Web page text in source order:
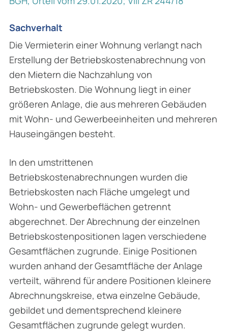
Sachverhalt
Die Vermieterin einer Wohnung verlangt nach
Erstellung der Betriebskostenabrechnung von
den Mietern die Nachzahlung von
Betriebskosten. Die Wohnung liegt in einer
größeren Anlage, die aus mehreren Gebäuden
mit Wohn- und Gewerbeeinheiten und mehreren
Hauseingängen besteht.
In den umstrittenen
Betriebskostenabrechnungen wurden die
Betriebskosten nach Fläche um­gelegt und
Wohn- und Gewerbeflächen getrennt
abgerechnet. Der Abrechnung der einzelnen
Betriebskostenpositionen lagen verschiedene
Gesamtflächen zugrunde. Einige Positionen
wurden anhand der Gesamtfläche der Anlage
verteilt, während für andere Positionen kleinere
Abrechnungskreise, etwa einzelne Gebäude,
gebildet und dementsprechend kleinere
Gesamt­flächen zugrunde gelegt wurden.